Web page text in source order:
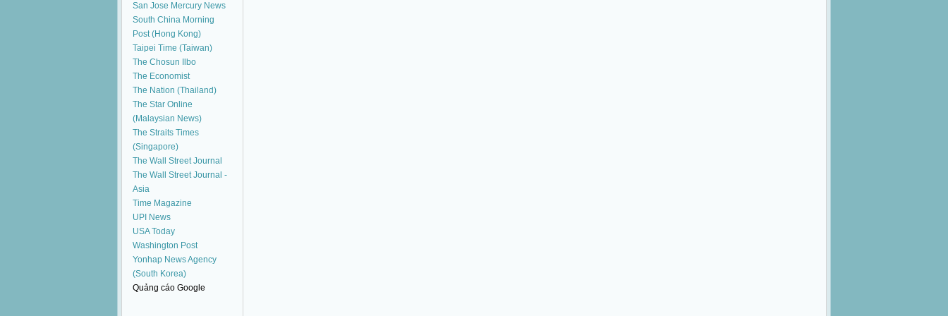
San Jose Mercury News
South China Morning
Post (Hong Kong)
Taipei Time (Taiwan)
The Chosun Ilbo
The Economist
The Nation (Thailand)
The Star Online
(Malaysian News)
The Straits Times
(Singapore)
The Wall Street Journal
The Wall Street Journal -
Asia
Time Magazine
UPI News
USA Today
Washington Post
Yonhap News Agency
(South Korea)
Quảng cáo Google